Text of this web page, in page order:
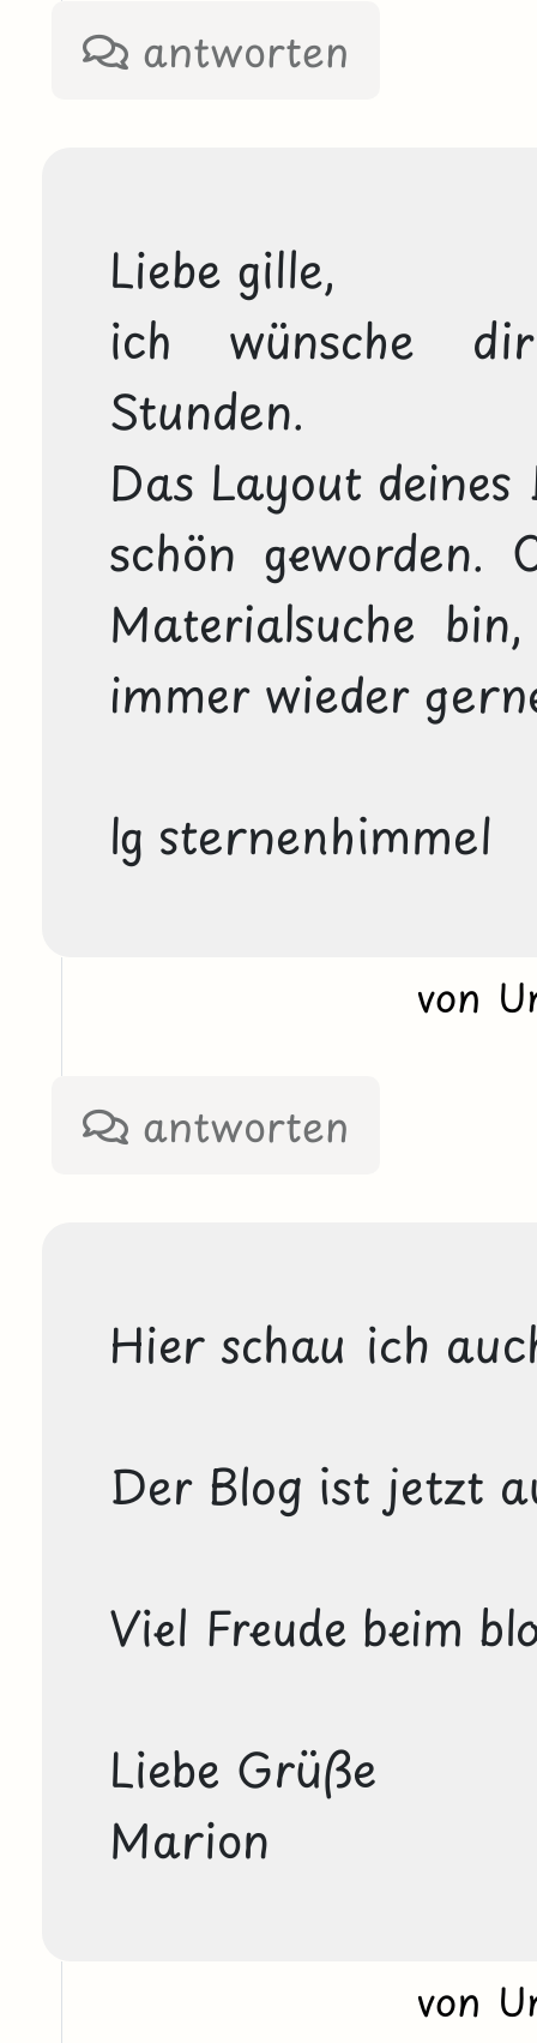
antworten
Liebe gille,
ich wünsche
Stunden.
Das Layout
schön geworden.
Materialsuche
immer wieder
lg sternenhimmel
von
antworten
Hier schau ich
Der Blog ist jetzt
Viel Freude beim
Liebe Grüße
von